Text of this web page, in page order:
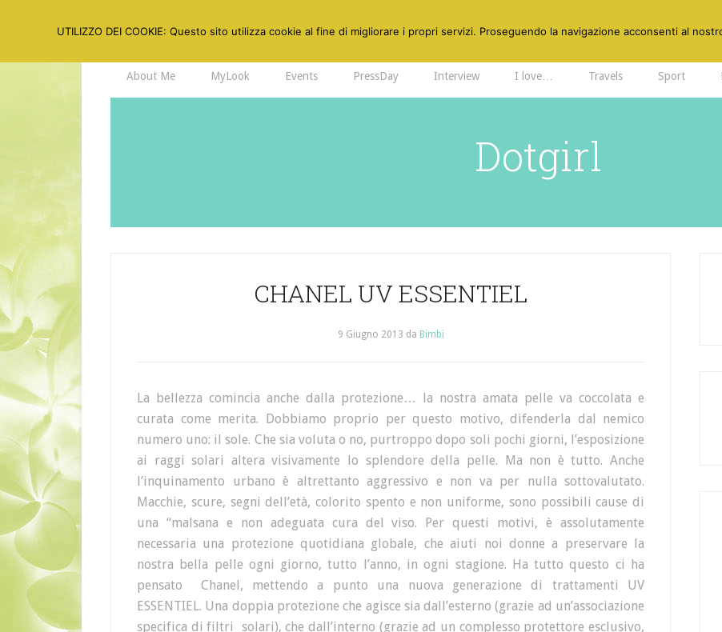
About Me MyLook Events PressDay Interview I love… Travels Sport
Dotgirl
CHANEL UV ESSENTIEL
9 Giugno 2013 da Bimbi
La bellezza comincia anche dalla protezione… la nostra amata pelle va coccolata e
curata come merita. Dobbiamo proprio per questo motivo, difenderla dal nemico
numero uno: il sole. Che sia voluta o no, purtroppo dopo soli pochi giorni, l’esposizione
ai raggi solari altera visivamente lo splendore della pelle. Ma non è tutto. Anche
l’inquinamento urbano è altrettanto aggressivo e non va per nulla sottovalutato.
Macchie, scure, segni dell’età, colorito spento e non uniforme, sono possibili cause di
una “malsana e non adeguata cura del viso. Per questi motivi, è assolutamente
necessaria una protezione quotidiana globale, che aiuti noi donne a preservare la
nostra bella pelle ogni giorno, tutto l’anno, in ogni stagione. Ha tutto questo ci ha
pensato Chanel, mettendo a punto una nuova generazione di trattamenti UV
ESSENTIEL. Una doppia protezione che agisce sia dall’esterno (grazie ad un’associazione
specifica di filtri solari), che dall’interno (grazie ad un complesso protettore esclusivo,
UTILIZZO DEI COOKIE: Questo sito utilizza cookie al fine di migliorare i propri servizi. Proseguendo la navigazione acconsenti al